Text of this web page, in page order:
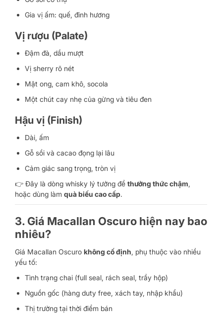
Gia vị ấm: quế, đinh hương
Vị rượu (Palate)
Đậm đà, dầu mượt
Vị sherry rõ nét
Mật ong, cam khô, socola
Một chút cay nhẹ của gừng và tiêu đen
Hậu vị (Finish)
Dài, ấm
Gỗ sồi và cacao đọng lại lâu
Cảm giác sang trọng, tròn vị
👉 Đây là dòng whisky lý tưởng để thưởng thức chậm,
hoặc dùng làm quà biếu cao cấp.
3. Giá Macallan Oscuro hiện nay bao
nhiêu?
Giá Macallan Oscuro không cố định, phụ thuộc vào nhiều
yếu tố:
Tình trạng chai (full seal, rách seal, trầy hộp)
Nguồn gốc (hàng duty free, xách tay, nhập khẩu)
Thị trường tại thời điểm bán